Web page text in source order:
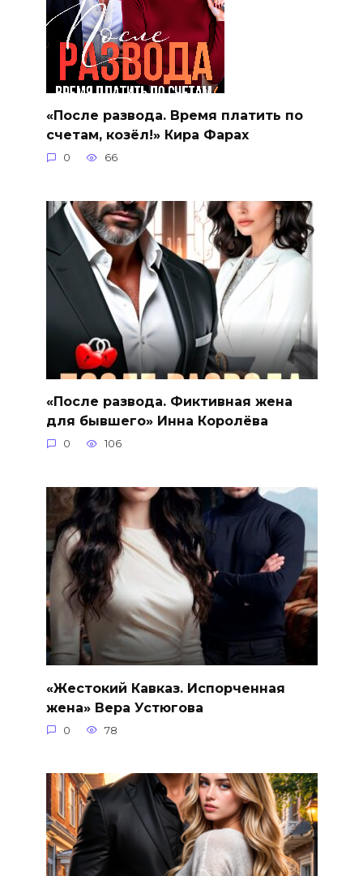
«После развода. Время платить по
счетам, козёл!» Кира Фарах
0 66
«После развода. Фиктивная жена
для бывшего» Инна Королёва
0 106
«Жестокий Кавказ. Испорченная
жена» Вера Устюгова
0 78